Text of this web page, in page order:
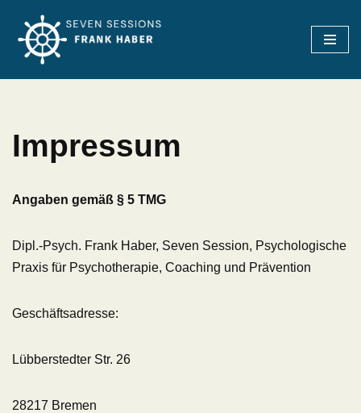
Zum
Inhalt
Impressum
Angaben gemäß § 5 TMG
Dipl.-Psych. Frank Haber, Seven Session, Psychologische
Praxis für Psychotherapie, Coaching und Prävention
Geschäftsadresse:
Lübberstedter Str. 26
28217 Bremen